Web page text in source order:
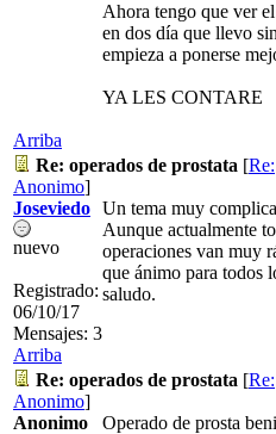
Ahora tengo que ver
en dos día que llevo
empieza a ponerse
YA LES CONTARE
Arriba
Re: operados de prostata [Re:
Anonimo]
Joseviedo
nuevo
Registrado:
06/10/17
Mensajes: 3
Un tema muy
Aunque actualmente
operaciones van muy
que ánimo para todos
saludo.
Arriba
Re: operados de prostata [Re:
Anonimo]
Anonimo
Operado de prosta